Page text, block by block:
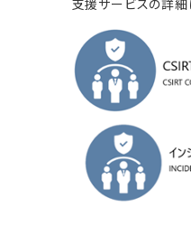
支援サービスの詳細